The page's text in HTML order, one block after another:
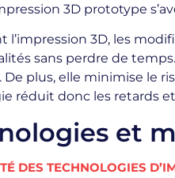
3D prototype
l’impression 3D, les
sans perdre de
De plus, elle minimise le
réduit donc les retards
et
DES TECHNOLOGIES